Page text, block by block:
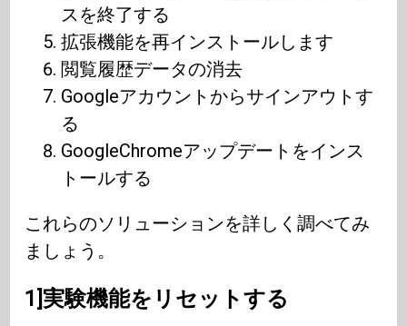
スを終了する
拡張機能を再インストールします
閲覧履歴データの消去
Googleアカウントからサインアウトす
る
GoogleChromeアップデートをインス
トールする
これらのソリューションを詳しく調べてみ
ましょう。
1]実験機能をリセットする